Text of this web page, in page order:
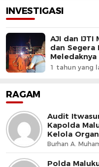
INVESTIGASI
AJI dan IJTI
dan Segera
1 tahun yang
RAGAM
Audit
Kapolda
Kelola
Burhan A.
Polda